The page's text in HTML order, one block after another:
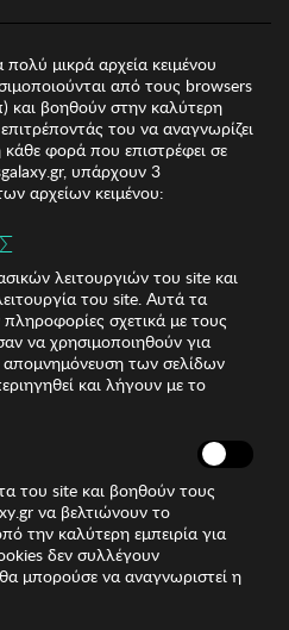
μικρά αρχεία κειμένου
από τους browsers
και βοηθούν στην καλύτερη
του να αναγνωρίζει
κάθε φορά που επιστρέφει σε
υπάρχουν 3
αρχείων κειμένου:
λειτουργιών του site και
του site. Αυτά τα
σχετικά με τους
να χρησιμοποιηθούν για
των σελίδων
και λήγουν με το
του site και βοηθούν τους
να βελτιώνουν το
την καλύτερη εμπειρία για
δεν συλλέγουν
μπορούσε να αναγνωριστεί η